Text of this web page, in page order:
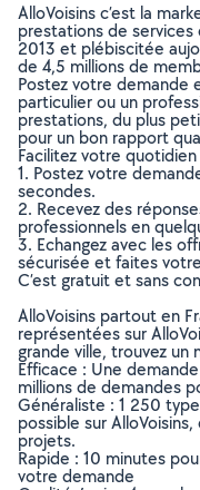
AlloVoisins c’est la
prestations de
2013 et plébiscitée
de 4,5 millions de
Postez votre demande
particulier ou un
prestations, du plus
pour un bon rapport
Facilitez votre
1. Postez votre
secondes.
2. Recevez des
professionnels en
3. Echangez avec les
sécurisée et faites
C’est gratuit et sans
AlloVoisins partout en
représentées sur
grande ville, trouvez un
Efficace : Une
millions de demandes
Généraliste : 1 250
possible sur
projets.
Rapide : 10 minutes
votre demande